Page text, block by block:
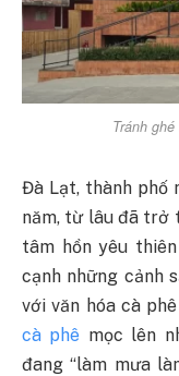
Tránh
Đà Lạt, thành phố
năm, từ lâu đã trở
tâm hồn yêu
cạnh những cảnh
với văn hóa cà
cà phê mọc lên
đang “làm mưa